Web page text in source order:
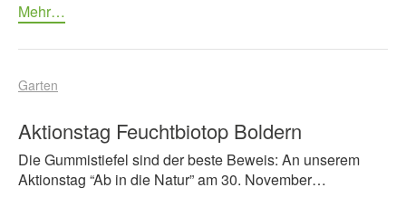
Mehr…
Garten
Aktionstag Feuchtbiotop Boldern
Die Gummistiefel sind der beste Beweis: An unserem
Aktionstag “Ab in die Natur” am 30. November…